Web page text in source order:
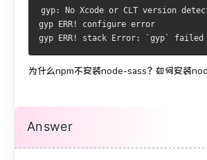
gyp: No Xcode or CLT version
gyp ERR! configure error
gyp ERR! stack Error: `gyp` failed
为什么npm不安装node-sass？ 如何安装
Answer